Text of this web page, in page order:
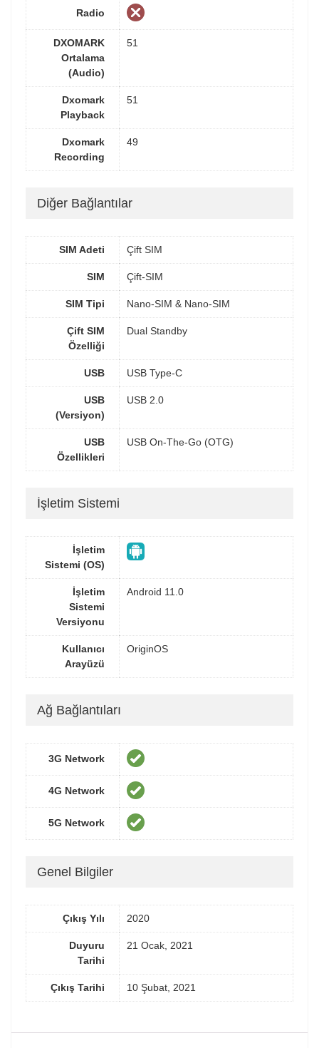
Radio
DXOMARK
Ortalama
(Audio)
51
Dxomark
Playback
51
Dxomark
Recording
49
Diğer Bağlantılar
SIM Adeti Çift SIM
SIM Çift-SIM
SIM Tipi Nano-SIM & Nano-SIM
Çift SIM
Özelliği
Dual Standby
USB USB Type-C
USB
(Versiyon)
USB 2.0
USB
Özellikleri
USB On-The-Go (OTG)
İşletim Sistemi
İşletim
Sistemi (OS)
İşletim
Sistemi
Versiyonu
Android 11.0
Kullanıcı
Arayüzü
OriginOS
Ağ Bağlantıları
3G Network
4G Network
5G Network
Genel Bilgiler
Çıkış Yılı 2020
Duyuru
Tarihi
21 Ocak, 2021
Çıkış Tarihi 10 Şubat, 2021